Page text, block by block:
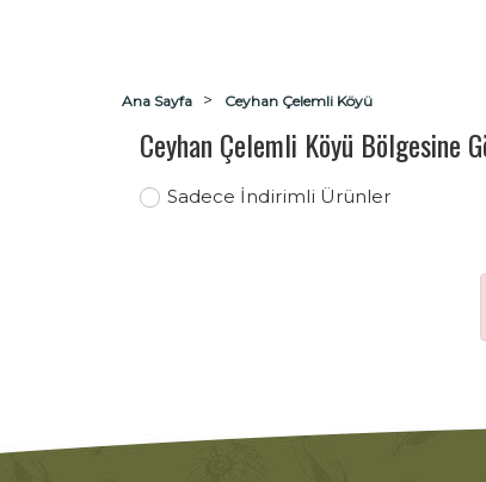
Ana Sayfa Ceyhan Çelemli Köyü
Ceyhan Çelemli Köyü Bölgesine
Sadece İndirimli Ürünler